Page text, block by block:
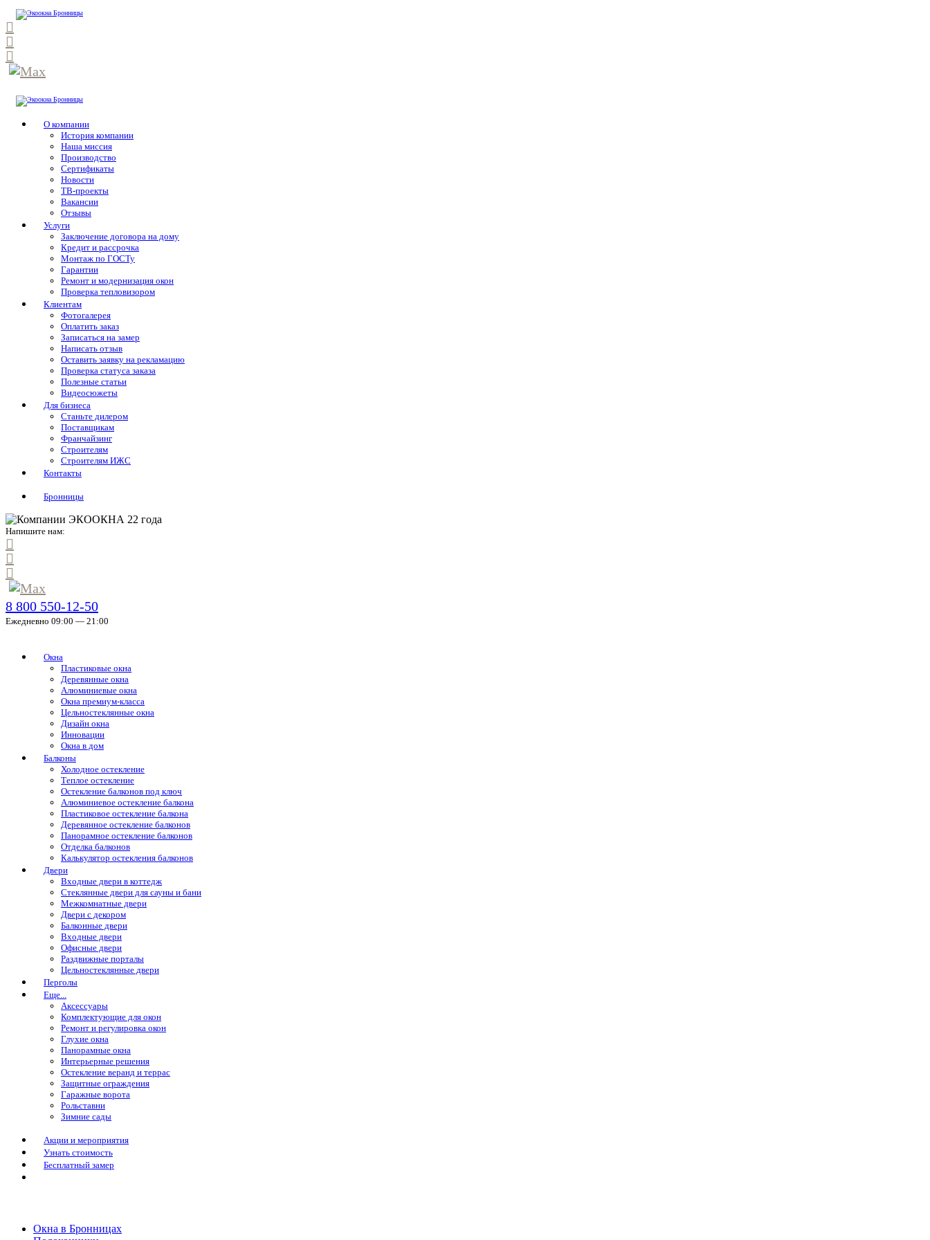
О компании
История компании
Наша миссия
Производство
Сертификаты
Новости
ТВ-проекты
Вакансии
Отзывы
Услуги
Заключение договора на дому
Кредит и рассрочка
Монтаж по ГОСТу
Гарантии
Ремонт и модернизация окон
Проверка тепловизором
Клиентам
Фотогалерея
Оплатить заказ
Записаться на замер
Написать отзыв
Оставить заявку на рекламацию
Проверка статуса заказа
Полезные статьи
Видеосюжеты
Для бизнеса
Станьте дилером
Поставщикам
Франчайзинг
Строителям
Строителям ИЖС
Контакты
Бронницы
Напишите нам:
8 800 550-12-50
Ежедневно 09:00 — 21:00
Окна
Пластиковые окна
Деревянные окна
Алюминиевые окна
Окна премиум-класса
Цельностеклянные окна
Дизайн окна
Инновации
Окна в дом
Балконы
Холодное остекление
Теплое остекление
Остекление балконов под ключ
Алюминиевое остекление балкона
Пластиковое остекление балкона
Деревянное остекление балконов
Панорамное остекление балконов
Отделка балконов
Калькулятор остекления балконов
Двери
Входные двери в коттедж
Стеклянные двери для сауны и бани
Межкомнатные двери
Двери с декором
Балконные двери
Входные двери
Офисные двери
Раздвижные порталы
Цельностеклянные двери
Перголы
Еще...
Аксессуары
Комплектующие для окон
Ремонт и регулировка окон
Глухие окна
Панорамные окна
Интерьерные решения
Остекление веранд и террас
Защитные ограждения
Гаражные ворота
Рольставни
Зимние сады
Акции и мероприятия
Узнать стоимость
Бесплатный замер
Окна в Бронницах